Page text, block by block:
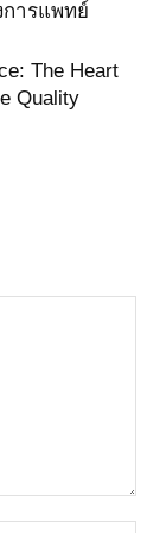
ารแพทย์
The Heart
Quality